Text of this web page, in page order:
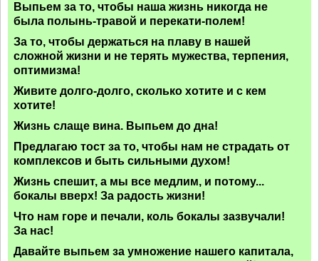
Выпьем за то, чтобы наша жизнь никогда не
была полынь-травой и перекати-полем!
За то, чтобы держаться на плаву в нашей
сложной жизни и не терять мужества, терпения,
оптимизма!
Живите долго-долго, сколько хотите и с кем
хотите!
Жизнь слаще вина. Выпьем до дна!
Предлагаю тост за то, чтобы нам не страдать от
комплексов и быть сильными духом!
Жизнь спешит, а мы все медлим, и потому...
бокалы вверх! За радость жизни!
Что нам горе и печали, коль бокалы зазвучали!
За нас!
Давайте выпьем за умножение нашего капитала,